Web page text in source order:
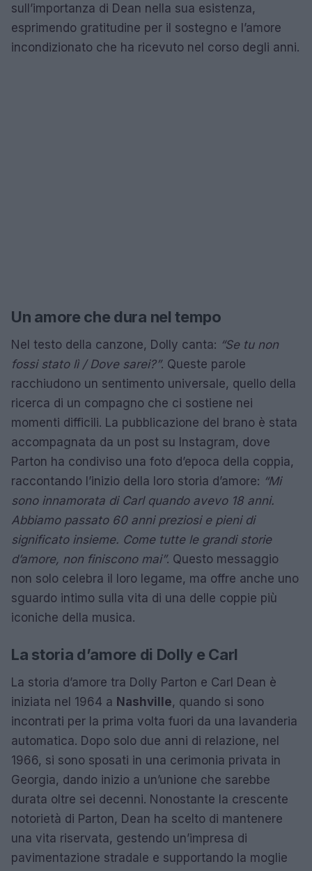
sull’importanza di Dean nella sua esistenza,
esprimendo gratitudine per il sostegno e l’amore
incondizionato che ha ricevuto nel corso degli anni.
Un amore che dura nel tempo
Nel testo della canzone, Dolly canta: “Se tu non
fossi stato lì / Dove sarei?”. Queste parole
racchiudono un sentimento universale, quello della
ricerca di un compagno che ci sostiene nei
momenti difficili. La pubblicazione del brano è stata
accompagnata da un post su Instagram, dove
Parton ha condiviso una foto d’epoca della coppia,
raccontando l’inizio della loro storia d’amore: “Mi
sono innamorata di Carl quando avevo 18 anni.
Abbiamo passato 60 anni preziosi e pieni di
significato insieme. Come tutte le grandi storie
d’amore, non finiscono mai”. Questo messaggio
non solo celebra il loro legame, ma offre anche uno
sguardo intimo sulla vita di una delle coppie più
iconiche della musica.
La storia d’amore di Dolly e Carl
La storia d’amore tra Dolly Parton e Carl Dean è
iniziata nel 1964 a Nashville, quando si sono
incontrati per la prima volta fuori da una lavanderia
automatica. Dopo solo due anni di relazione, nel
1966, si sono sposati in una cerimonia privata in
Georgia, dando inizio a un’unione che sarebbe
durata oltre sei decenni. Nonostante la crescente
notorietà di Parton, Dean ha scelto di mantenere
una vita riservata, gestendo un’impresa di
pavimentazione stradale e supportando la moglie